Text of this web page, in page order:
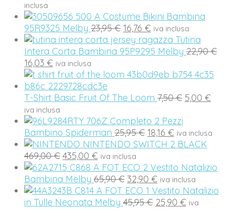
originale
era:
24,90 €.
attuale
è:
17,43 €.
inclusa
Costume Bikini Bambina
95R9325 Melby 23,95€ Il
prezzo
originale
23,95 €.
16,76 €Il
prezzo
attuale
16,76 €.
iva inclusa
Tutina
Intera Corta Bambina 95P9295 Melby 22,90€Il
16,03 €Il
prezzo
attuale
è:
16,03 €.
iva inclusa
T-Shirt Basic Fruit Of The Loom 7,50€ Il
era:
7,50 €.
5,00 €Il
è:
iva inclusa
Completo 2 Pezzi
Bambino Spiderman 25,95€ Il
prezzo
era:
25,95 €.
18,16 €Il
prezzo
è:
18,16 €.
iva inclusa
NINTENDO SWITCH 2 BLACK
469,00€ Il
prezzo
originale
era:
469,00 €.
435,00 €Il
prezzo
attuale
è:
435,00 €.
iva inclusa
Vestito Natalizio
Bambina Melby 65,90€ Il
prezzo
originale
32,90 €Il
prezzo
attuale
iva inclusa
Vestito Natalizio
in Tulle Neonata Melby 45,95€ Il
25,90 €Iliva